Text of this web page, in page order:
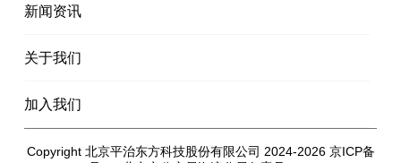
新闻资讯
关于我们
加入我们
Copyright 北京平治东方科技股份有限公司 2024-2026 京ICP备